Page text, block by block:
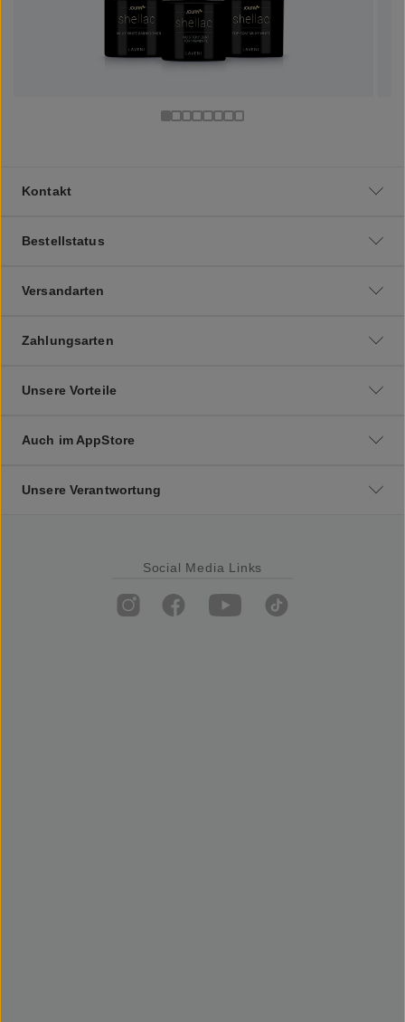
Kontakt
Bestellstatus
Versandarten
Zahlungsarten
Unsere Vorteile
Auch im AppStore
Unsere Verantwortung
Social Media Links